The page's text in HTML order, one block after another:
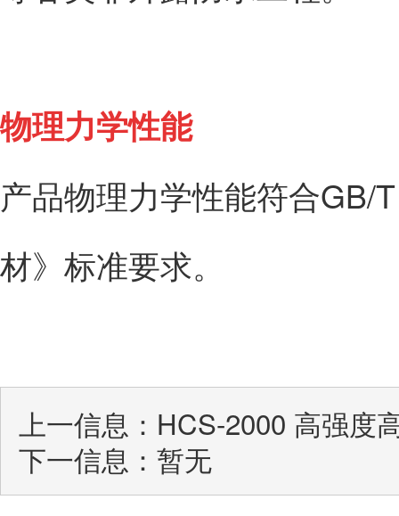
物理力学性能
产品物理力学性能符合GB/
材》标准要求。
上一信息： HCS-2000 高强度
下一信息：暂无